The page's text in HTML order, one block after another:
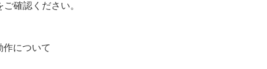
確認ください。
作について